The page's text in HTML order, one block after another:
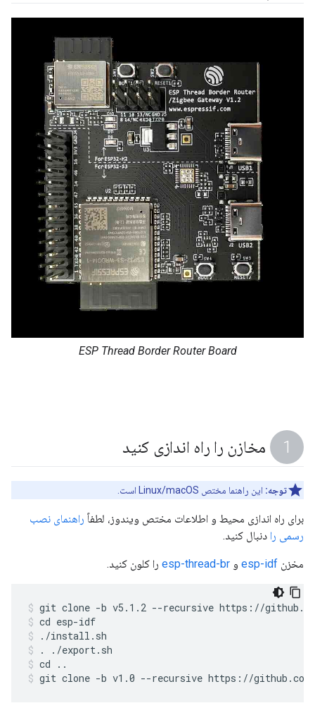
ESP Thread Border Router Board
مخازن را راه اندازی کنید
توجه: این راهنما مختص Linux/macOS است.
برای راه اندازی محیط و اطلاعات مختص ویندوز، لطفاً راهنمای نصب
رسمی را دنبال کنید.
مخزن esp-idf و esp-thread-br را کلون کنید.
git clone -b v5.1.2 --recursive https://
cd esp-idf
./install.sh
. ./export.sh
cd ..
git clone -b v1.0 --recursive https://